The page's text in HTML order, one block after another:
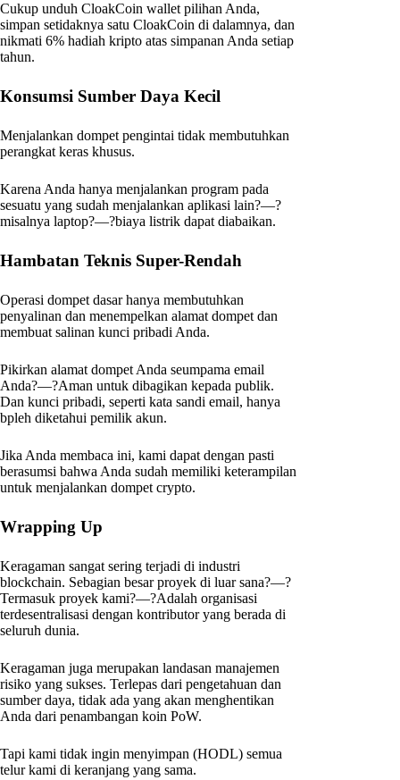
Cukup unduh CloakCoin wallet pilihan Anda,
simpan setidaknya satu CloakCoin di dalamnya, dan
nikmati 6% hadiah kripto atas simpanan Anda setiap
tahun.
Konsumsi Sumber Daya Kecil
Menjalankan dompet pengintai tidak membutuhkan
perangkat keras khusus.
Karena Anda hanya menjalankan program pada
sesuatu yang sudah menjalankan aplikasi lain?—?
misalnya laptop?—?biaya listrik dapat diabaikan.
Hambatan Teknis Super-Rendah
Operasi dompet dasar hanya membutuhkan
penyalinan dan menempelkan alamat dompet dan
membuat salinan kunci pribadi Anda.
Pikirkan alamat dompet Anda seumpama email
Anda?—?Aman untuk dibagikan kepada publik.
Dan kunci pribadi, seperti kata sandi email, hanya
bpleh diketahui pemilik akun.
Jika Anda membaca ini, kami dapat dengan pasti
berasumsi bahwa Anda sudah memiliki keterampilan
untuk menjalankan dompet crypto.
Wrapping Up
Keragaman sangat sering terjadi di industri
blockchain. Sebagian besar proyek di luar sana?—?
Termasuk proyek kami?—?Adalah organisasi
terdesentralisasi dengan kontributor yang berada di
seluruh dunia.
Keragaman juga merupakan landasan manajemen
risiko yang sukses. Terlepas dari pengetahuan dan
sumber daya, tidak ada yang akan menghentikan
Anda dari penambangan koin PoW.
Tapi kami tidak ingin menyimpan (HODL) semua
telur kami di keranjang yang sama.